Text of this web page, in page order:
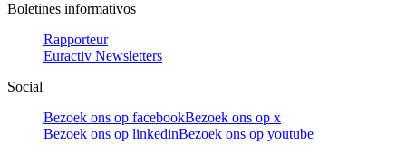
Boletines informativos
Rapporteur
Euractiv Newsletters
Social
Bezoek ons op facebookBezoek ons op x
Bezoek ons op linkedinBezoek ons op youtube